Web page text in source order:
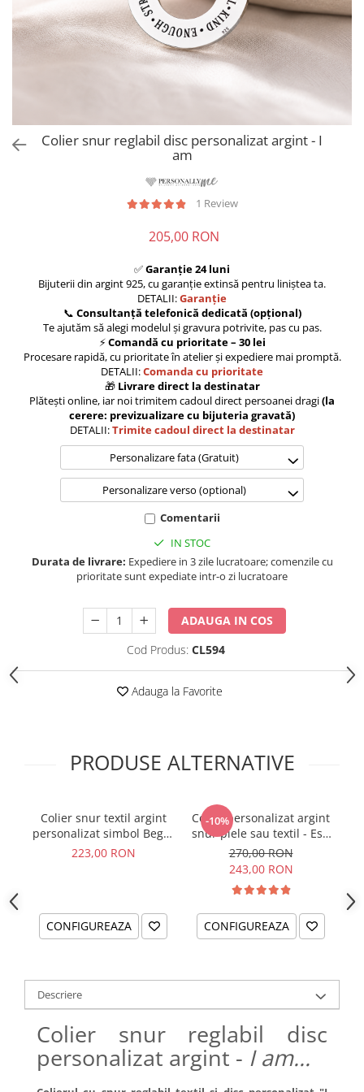
Colier snur reglabil disc personalizat argint - I
am
1 Review
205,00 RON
✅Garanție 24 luni
Bijuterii din argint 925, cu garanție extinsă pentru liniștea ta.
DETALII:Garanție
📞 Consultanță telefonică dedicată (opțional)
Te ajutăm să alegi modelul și gravura potrivite, pas cu pas.
⚡Comandă cu prioritate – 30 lei
Procesare rapidă, cu prioritate în atelier și expediere mai promptă.
DETALII:Comanda cu prioritate
🎁 Livrare direct la destinatar
Plătești online, iar noi trimitem cadoul direct persoanei dragi(la
cerere: previzualizare cu bijuteria gravată)
DETALII:Trimite cadoul direct la destinatar
Personalizare fata (Gratuit)
Personalizare verso (optional)
Comentarii
IN STOC
Durata de livrare: Expediere in 3 zile lucratoare; comenzile cu
prioritate sunt expediate intr-o zi lucratoare
ADAUGA IN COS
Cod Produs: CL594
Adauga la Favorite
PRODUSE ALTERNATIVE
Colier snur textil argint
personalizat simbol Begin
Anew
223,00 RON
CONFIGUREAZA
-10%
Colier personalizat argint
snur piele sau textil - Esti
parte din noi...
270,00 RON
243,00 RON
CONFIGUREAZA
Descriere
Colier snur reglabil disc
personalizat argint - I am...